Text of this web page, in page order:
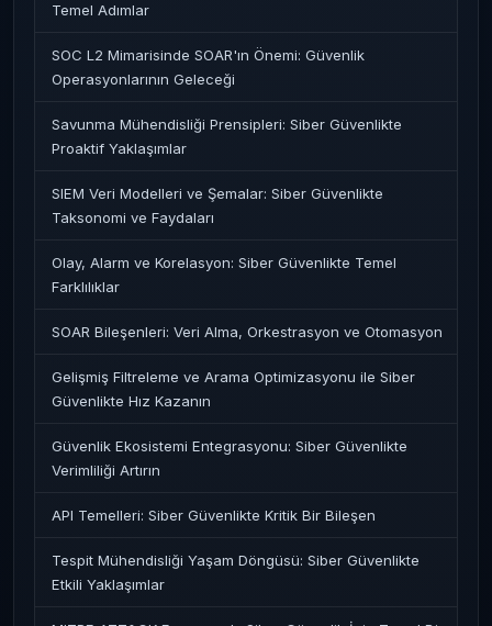
Temel Adımlar
SOC L2 Mimarisinde SOAR'ın Önemi: Güvenlik
Operasyonlarının Geleceği
Savunma Mühendisliği Prensipleri: Siber Güvenlikte
Proaktif Yaklaşımlar
SIEM Veri Modelleri ve Şemalar: Siber Güvenlikte
Taksonomi ve Faydaları
Olay, Alarm ve Korelasyon: Siber Güvenlikte Temel
Farklılıklar
SOAR Bileşenleri: Veri Alma, Orkestrasyon ve Otomasyon
Gelişmiş Filtreleme ve Arama Optimizasyonu ile Siber
Güvenlikte Hız Kazanın
Güvenlik Ekosistemi Entegrasyonu: Siber Güvenlikte
Verimliliği Artırın
API Temelleri: Siber Güvenlikte Kritik Bir Bileşen
Tespit Mühendisliği Yaşam Döngüsü: Siber Güvenlikte
Etkili Yaklaşımlar